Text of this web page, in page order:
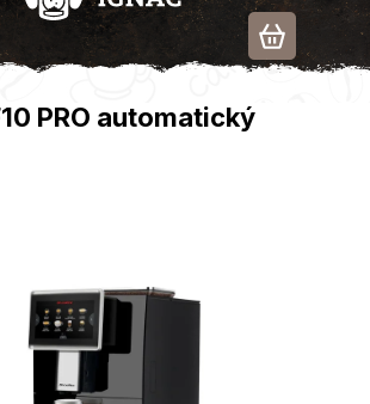
PRO automatický